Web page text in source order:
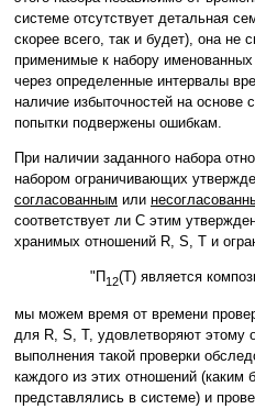
системе отсутствует детальная
скорее всего, так и будет), она не
применимые к набору
через определенные интервалы
наличие избыточностей на
попытки подвержены ошибкам.
При наличии заданного набора
набором ограничивающих
согласованным или
соответствует ли C этим
хранимых отношений R, S, T и
"Π12(T) является
мы можем время от времени
для R, S, T, удовлетворяют этому
выполнения такой проверки
каждого из этих отношений (каким
представлялись в системе) и